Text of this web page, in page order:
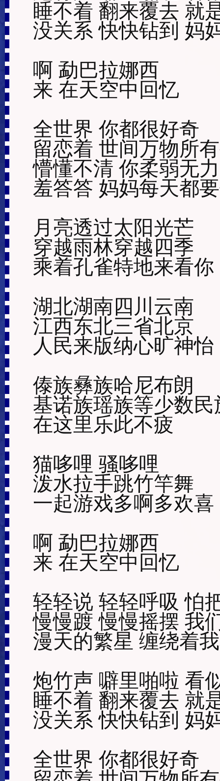
睡不着 翻来覆去 就
没关系 快快钻到 妈
啊 勐巴拉娜西
来 在天空中回忆
全世界 你都很好奇
留恋着 世间万物所
懵懂不清 你柔弱无力
羞答答 妈妈每天都
月亮透过太阳光芒
穿越雨林穿越四季
乘着孔雀特地来看你
湖北湖南四川云南
江西东北三省北京
人民来版纳心旷神怡
傣族彝族哈尼布朗
基诺族瑶族等少数民
在这里乐此不疲
猫哆哩 骚哆哩
泼水拉手跳竹竿舞
一起游戏多啊多欢喜
啊 勐巴拉娜西
来 在天空中回忆
轻轻说 轻轻呼吸 怕
慢慢踱 慢慢摇摆 我
漫天的繁星 缠绕着
炮竹声 噼里啪啦 看
睡不着 翻来覆去 就
没关系 快快钻到 妈
全世界 你都很好奇